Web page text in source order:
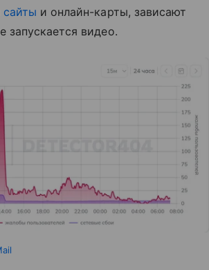
сайты и онлайн-карты, зависают
запускается видео.